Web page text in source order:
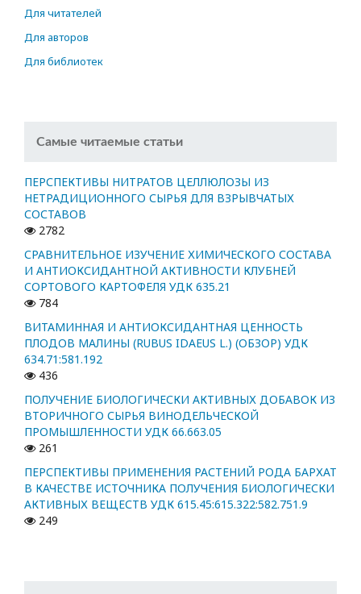
Для читателей
Для авторов
Для библиотек
Самые читаемые статьи
ПЕРСПЕКТИВЫ НИТРАТОВ ЦЕЛЛЮЛОЗЫ ИЗ
НЕТРАДИЦИОННОГО СЫРЬЯ ДЛЯ ВЗРЫВЧАТЫХ
СОСТАВОВ
2782
СРАВНИТЕЛЬНОЕ ИЗУЧЕНИЕ ХИМИЧЕСКОГО СОСТАВА
И АНТИОКСИДАНТНОЙ АКТИВНОСТИ КЛУБНЕЙ
СОРТОВОГО КАРТОФЕЛЯ УДК 635.21
784
ВИТАМИННАЯ И АНТИОКСИДАНТНАЯ ЦЕННОСТЬ
ПЛОДОВ МАЛИНЫ (RUBUS IDAEUS L.) (ОБЗОР) УДК
634.71:581.192
436
ПОЛУЧЕНИЕ БИОЛОГИЧЕСКИ АКТИВНЫХ ДОБАВОК ИЗ
ВТОРИЧНОГО СЫРЬЯ ВИНОДЕЛЬЧЕСКОЙ
ПРОМЫШЛЕННОСТИ УДК 66.663.05
261
ПЕРСПЕКТИВЫ ПРИМЕНЕНИЯ РАСТЕНИЙ РОДА БАРХАТ
В КАЧЕСТВЕ ИСТОЧНИКА ПОЛУЧЕНИЯ БИОЛОГИЧЕСКИ
АКТИВНЫХ ВЕЩЕСТВ УДК 615.45:615.322:582.751.9
249